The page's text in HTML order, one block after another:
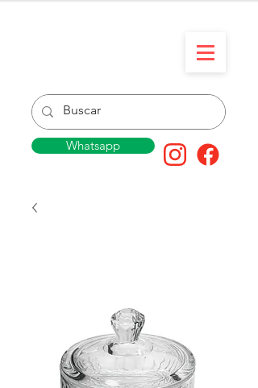
Whatsapp